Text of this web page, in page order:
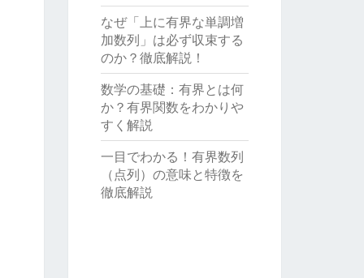
なぜ「上に有界な単調増
加数列」は必ず収束する
のか？徹底解説！
数学の基礎：有界とは何
か？有界関数をわかりや
すく解説
一目でわかる！有界数列
（点列）の意味と特徴を
徹底解説